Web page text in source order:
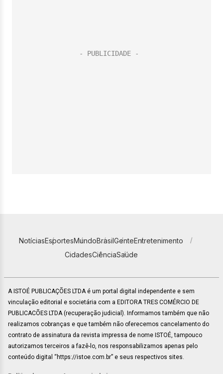
NotíciasEsportesMundoBrasilGenteEntretenimento
CidadesCiênciaSaúde
A ISTOÉ PUBLICAÇÕES LTDA é um portal digital independente e sem
vinculação editorial e societária com a EDITORA TRES COMÉRCIO DE
PUBLICACÕES LTDA (recuperação judicial). Informamos também que não
realizamos cobranças e que também não oferecemos cancelamento do
contrato de assinatura da revista impressa de nome ISTOÉ, tampouco
autorizamos terceiros a fazê-lo, nos responsabilizamos apenas pelo
conteúdo digital “https://istoe.com.br” e seus respectivos sites.